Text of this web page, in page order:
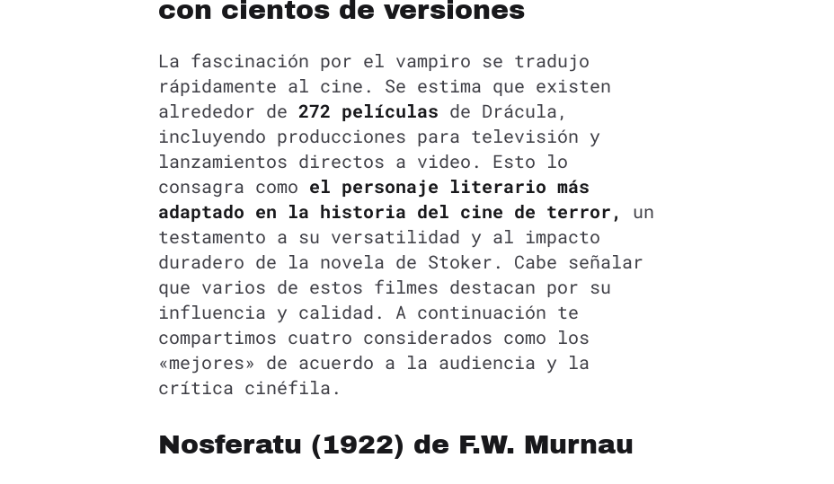
con cientos de versiones
La fascinación por el vampiro se tradujo
rápidamente al cine. Se estima que existen
alrededor de 272 películas de Drácula,
incluyendo producciones para televisión y
lanzamientos directos a video. Esto lo
consagra como el personaje literario más
adaptado en la historia del cine de terror,
un
testamento a su versatilidad y al impacto
duradero de la novela de Stoker. Cabe señalar
que varios de estos filmes destacan por su
influencia y calidad. A continuación te
compartimos cuatro considerados como los
«mejores» de acuerdo a la audiencia y la
crítica cinéfila.
Nosferatu (1922) de F.W. Murnau